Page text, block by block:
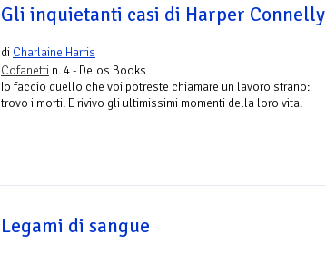
Gli inquietanti casi di Harper Connelly
di Charlaine Harris
Cofanetti n. 4 - Delos Books
Io faccio quello che voi potreste chiamare un lavoro strano:
trovo i morti. E rivivo gli ultimissimi momenti della loro vita.
Legami di sangue